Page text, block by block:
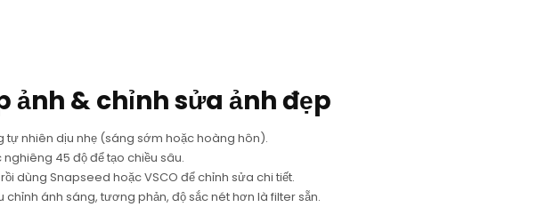
ảnh & chỉnh sửa ảnh đẹp
tự nhiên dịu nhẹ (sáng sớm hoặc hoàng hôn).
45 độ để tạo chiều sâu.
dùng Snapseed hoặc VSCO để chỉnh sửa chi tiết.
chỉnh ánh sáng, tương phản, độ sắc nét hơn là filter sẵn.